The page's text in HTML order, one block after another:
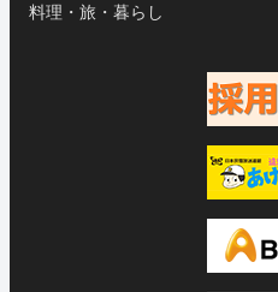
料理・旅・暮らし